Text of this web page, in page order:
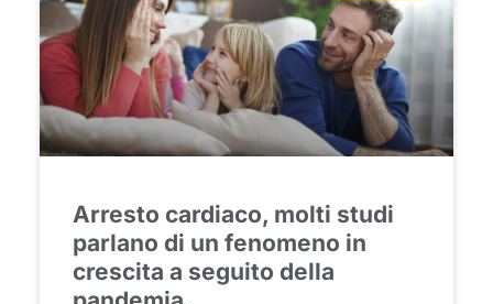
Arresto cardiaco, molti studi
parlano di un fenomeno in
crescita a seguito della